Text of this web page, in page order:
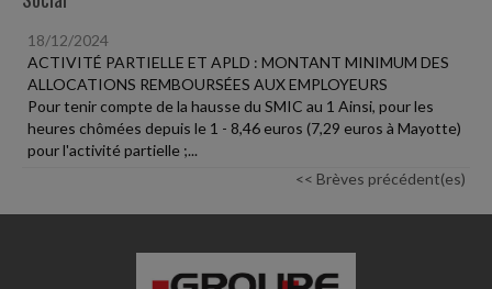
18/12/2024
ACTIVITÉ PARTIELLE ET APLD : MONTANT MINIMUM DES
ALLOCATIONS REMBOURSÉES AUX EMPLOYEURS
Pour tenir compte de la hausse du SMIC au 1 Ainsi, pour les
heures chômées depuis le 1 - 8,46 euros (7,29 euros à Mayotte)
pour l'activité partielle ;...
<< Brèves précédent(es)